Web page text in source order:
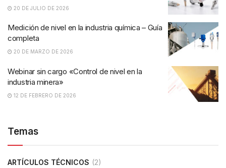
20 DE JULIO DE 2026
Medición de nivel en la industria química – Guía
completa
20 DE MARZO DE 2026
Webinar sin cargo «Control de nivel en la
industria minera»
12 DE FEBRERO DE 2026
Temas
ARTÍCULOS TÉCNICOS (2)